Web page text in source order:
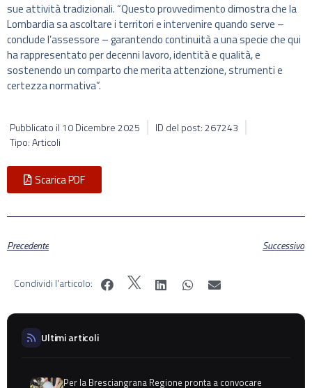
sue attività tradizionali. “Questo provvedimento dimostra che la
Lombardia sa ascoltare i territori e intervenire quando serve –
conclude l’assessore – garantendo continuità a una specie che qui
ha rappresentato per decenni lavoro, identità e qualità, e
sostenendo un comparto che merita attenzione, strumenti e
certezza normativa”.
Pubblicato il 10 Dicembre 2025
ID del post: 267243
Tipo: Articoli
Scarica PDF
Precedente Successivo
Condividi l'articolo:
Ultimi articoli
Per la Bresciangrana Regione pronta a convocare